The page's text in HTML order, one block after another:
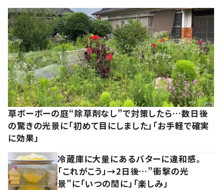
草ボーボーの庭“除草剤なし”で対策したら…数日後
の驚きの光景に「初めて目にしました」「お手軽で確実
に効果」
冷蔵庫に大量にあるバターに違和感。
「これがこう」→2日後…”衝撃の光
景”に「いつの間に」「楽しみ」